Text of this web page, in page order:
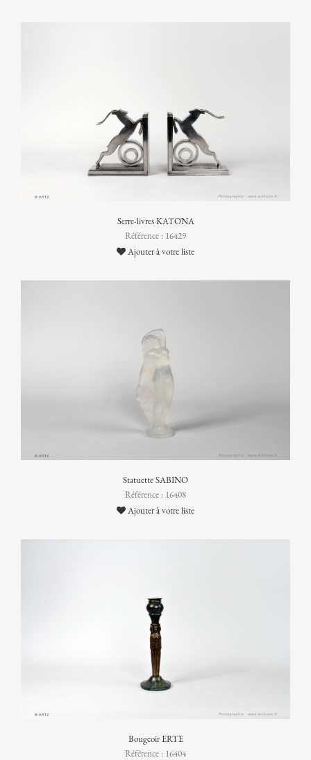
Serre-livres KATONA
Référence : 16429
Ajouter à votre liste
Statuette SABINO
Référence : 16408
Ajouter à votre liste
Bougeoir ERTE
Référence : 16404